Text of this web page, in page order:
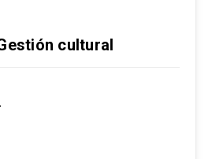
cultural